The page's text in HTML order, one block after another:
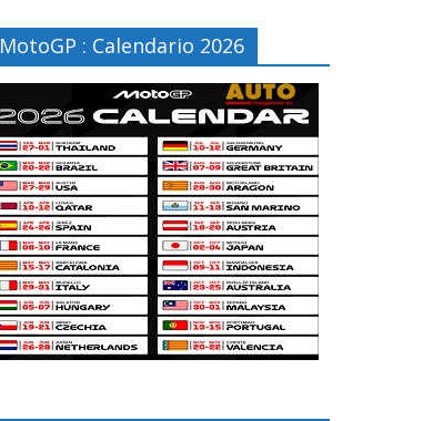
MotoGP : Calendario 2026